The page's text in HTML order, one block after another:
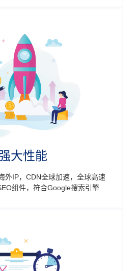
大性能
外IP，CDN全球加速，全球高速
组件，符合Google搜索引擎